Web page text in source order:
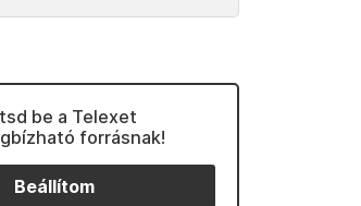
be a Telexet
forrásnak!
Beállítom